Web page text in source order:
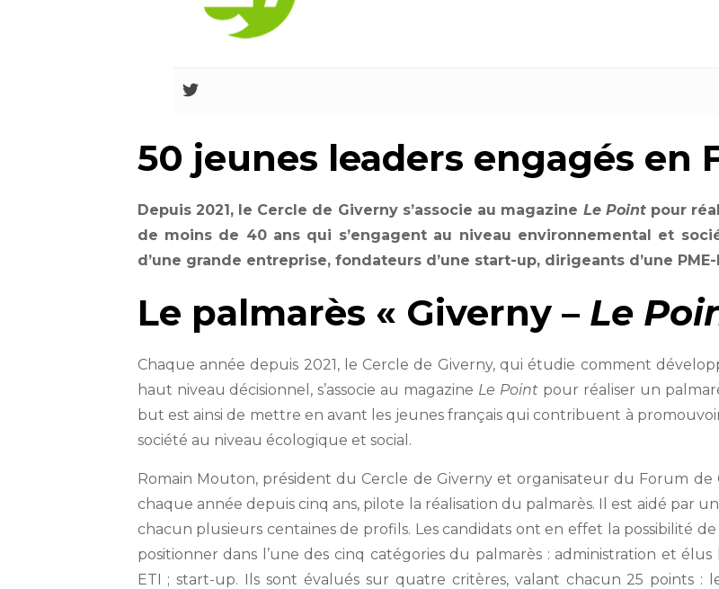
50 jeunes leaders engagés en
Depuis 2021, le Cercle de Giverny s’associe au magazine Le Pointpour
de moins de 40 ans qui s’engagent au niveau environnemental et
d’une grande entreprise, fondateurs d’une start-up, dirigeants d’une
Le palmarès « Giverny – Le
Chaque année depuis 2021, le Cercle de Giverny, qui étudie comment
haut niveau décisionnel, s’associe au magazine Le Point pour réaliser un
but est ainsi de mettre en avant les jeunes français qui contribuent à
société au niveau écologique et social.
Romain Mouton, président du Cercle de Giverny et organisateur du Forum de
chaque année depuis cinq ans, pilote la réalisation du palmarès. Il est aidé par
chacun plusieurs centaines de profils. Les candidats ont en effet la possibilité
positionner dans l’une des cinq catégories du palmarès : administration et élus
ETI ; start-up. Ils sont évalués sur quatre critères, valant chacun 25 points :